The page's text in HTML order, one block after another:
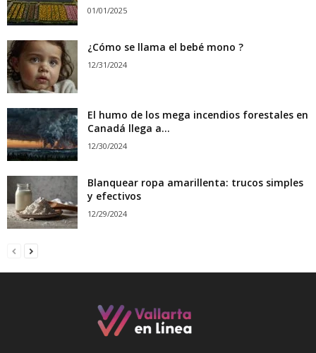
01/01/2025
¿Cómo se llama el bebé mono ?
12/31/2024
El humo de los mega incendios forestales en
Canadá llega a...
12/30/2024
Blanquear ropa amarillenta: trucos simples
y efectivos
12/29/2024